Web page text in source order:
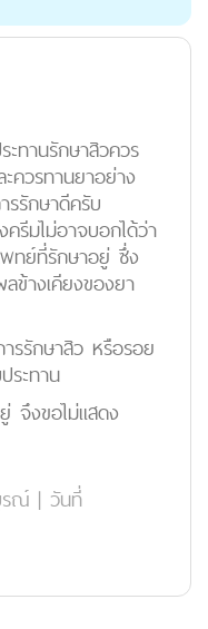
ะทานรักษาสิวควร
ควรทานยาอย่าง
รรักษาดีครับ
รีมไม่อาจบอกได้ว่า
ทย์ที่รักษาอยู่ ซึ่ง
ข้างเคียงของยา
รรักษาสิว หรือรอย
ระทาน
จึงขอไม่แสดง
รณ์ | วันที่